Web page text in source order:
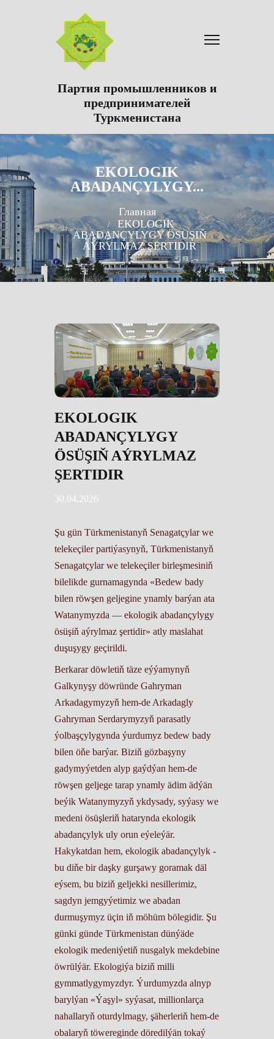
Партия промышленников и
предпринимателей
Туркменистана
EKOLOGIK
ABADANÇYLYGY...
Главная
EKOLOGIK
ABADANÇYLYGY ÖSÜŞIŇ
AÝRYLMAZ ŞERTIDIR
EKOLOGIK
ABADANÇYLYGY
ÖSÜŞIŇ AÝRYLMAZ
ŞERTIDIR
30.04.2026
Şu gün Türkmenistanyň Senagatçylar we
telekeçiler partiýasynyň, Türkmenistanyň
Senagatçylar we telekeçiler birleşmesiniň
bilelikde gurnamagynda «Bedew bady
bilen röwşen geljegine ynamly barýan ata
Watanymyzda — ekologik abadançylygy
ösüşiň aýrylmaz şertidir» atly maslahat
duşuşygy geçirildi.
Berkarar döwletiň täze eýýamynyň
Galkynyşy döwründe Gahryman
Arkadagymyzyň hem-de Arkadagly
Gahryman Serdarymyzyň parasatly
ýolbaşçylygynda ýurdumyz bedew bady
bilen öňe barýar. Biziň gözbaşyny
gadymyýetden alyp gaýdýan hem-de
röwşen geljege tarap ynamly ädim ädýän
beýik Watanymyzyň ykdysady, syýasy we
medeni ösüşleriň hatarynda ekologik
abadançylyk uly orun eýeleýär.
Hakykatdan hem, ekologik abadançylyk -
bu diňe bir daşky gurşawy goramak däl
eýsem, bu biziň geljekki nesillerimiz,
sagdyn jemgyýetimiz we abadan
durmuşymyz üçin iň möhüm bölegidir. Şu
günki günde Türkmenistan dünýäde
ekologik medeniýetiň nusgalyk mekdebine
öwrülýär. Ekologiýa biziň milli
gymmatlygymyzdyr. Ýurdumyzda alnyp
barylýan «Ýaşyl» syýasat, millionlarça
nahallaryň oturdylmagy, şäherleriň hem-de
obalaryň töwereginde döredilýän tokaý